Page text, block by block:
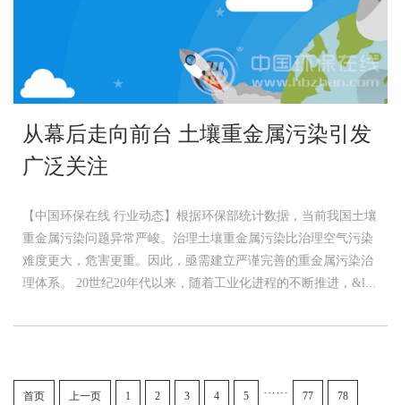
从幕后走向前台 土壤重金属污染引发
广泛关注
【中国环保在线 行业动态】根据环保部统计数据，当前我国土壤
重金属污染问题异常严峻。治理土壤重金属污染比治理空气污染
难度更大，危害更重。因此，亟需建立严谨完善的重金属污染治
理体系。 20世纪20年代以来，随着工业化进程的不断推进，&l...
首页 上一页 1 2 3 4 5 …… 77 78